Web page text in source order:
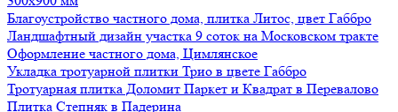
Благоустройство частного дома, плитка Литос, цвет Габбро
Ландшафтный дизайн участка 9 соток на Московском тракте
Оформление частного дома, Цимлянское
Укладка тротуарной плитки Трио в цвете Габбро
Тротуарная плитка Доломит Паркет и Квадрат в Перевалово
Плитка Степняк в Падерина